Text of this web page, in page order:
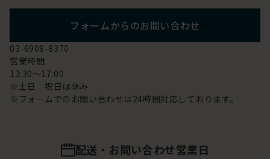
フォームからのお問い合わせ
03-6908-8370
営業時間
13:30～17:00
※土日 祝日は休み
※フォームでのお問い合わせは24時間対応しております。
配送・お問い合わせ営業日